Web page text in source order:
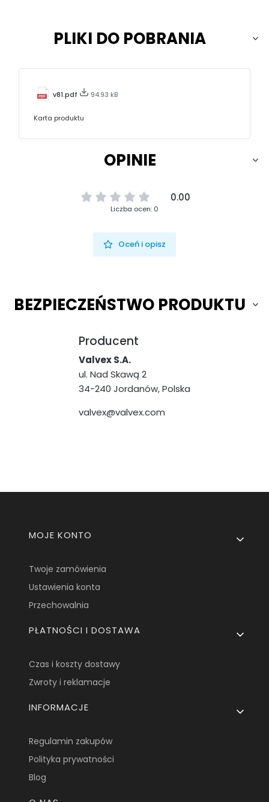
PLIKI DO POBRANIA
v81.pdf 94.93 kB
Karta produktu
OPINIE
0.00
Liczba ocen: 0
Oceń i opisz
BEZPIECZEŃSTWO PRODUKTU
Producent
Valvex S.A.
ul. Nad Skawą 2
34-240 Jordanów, Polska
valvex@valvex.com
Linki w stopce
MOJE KONTO
Twoje zamówienia
Ustawienia konta
Przechowalnia
PŁATNOŚCI I DOSTAWA
Czas i koszty dostawy
Zwroty i reklamacje
INFORMACJE
Regulamin zakupów
Polityka prywatności
Blog